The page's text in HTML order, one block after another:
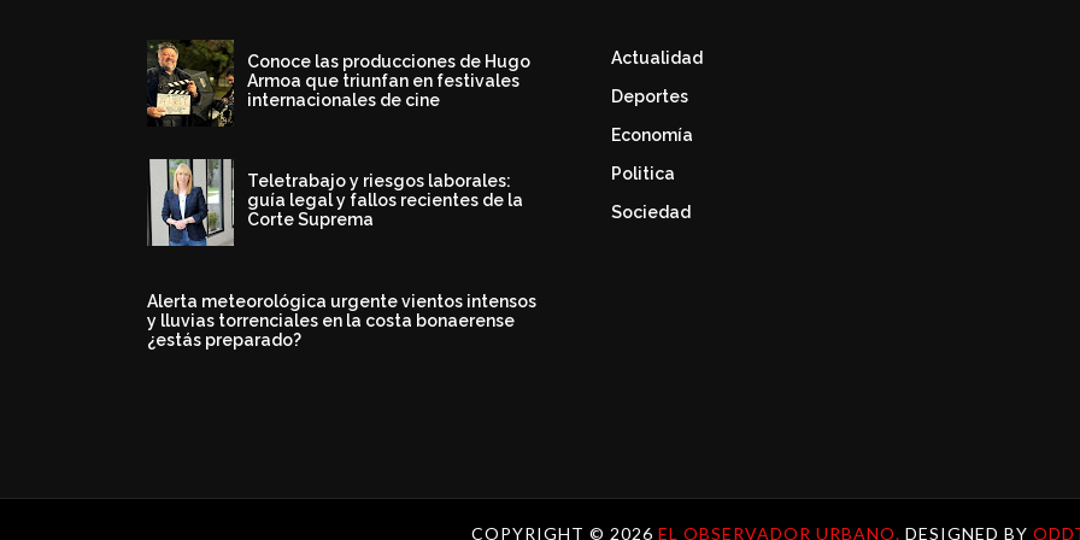
Conoce las producciones de Hugo
Armoa que triunfan en festivales
internacionales de cine
Teletrabajo y riesgos laborales:
guía legal y fallos recientes de la
Corte Suprema
Alerta meteorológica urgente vientos intensos
y lluvias torrenciales en la costa bonaerense
¿estás preparado?
Actualidad
Deportes
Economía
Politica
Sociedad
COPYRIGHT © 2026 EL OBSERVADOR URBANO. DESIGNED BY